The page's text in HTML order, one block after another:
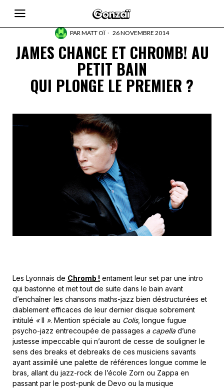
PARMATT OÏ 26 NOVEMBRE 2014
JAMES CHANCE ET CHROMB! AU
PETIT BAIN
QUI PLONGE LE PREMIER ?
Les Lyonnais de Chromb ! entament leur set par une intro
qui bastonne et met tout de suite dans le bain avant
d’enchaîner les chansons maths-jazz bien déstructurées et
diablement efficaces de leur dernier disque sobrement
intitulé «II ». Mention spéciale au Colis, longue fugue
psycho-jazz entrecoupée de passages a capellad’une
justesse impeccable qui n’auront de cesse de souligner le
sens des breaks et debreaks de ces musiciens savants
ayant assimilé une palette de références longue comme le
bras, allant du jazz-rock de l’école Zorn ou Zappa en
passant par le post-punk de Devo ou la musique